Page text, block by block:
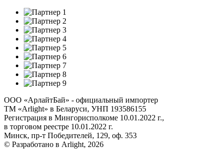
ООО «АрлайтБай» - официальный импортер
ТМ «Arlight» в Беларуси, УНП 193586155
Регистрация в Мингорисполкоме 10.01.2022 г.,
в торговом реестре 10.01.2022 г.
Минск, пр-т Победителей, 129, оф. 353
© Разработано в Arlight, 2026